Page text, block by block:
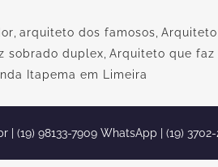
arquiteto dos famosos
sobrado duplex Arquiteto que
Itapema em Limeira
| (19) 98133-7909 WhatsApp | (19)